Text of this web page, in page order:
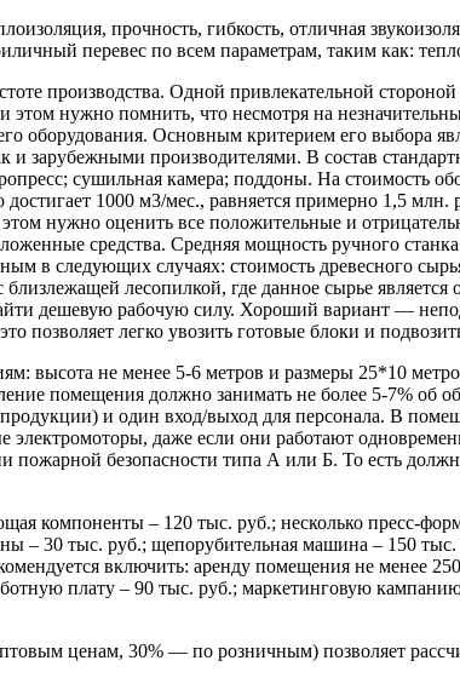
прочность, гибкость, отличная
перевес по всем параметрам, таким как:
производства. Одной привлекательной
нужно помнить, что несмотря на
оборудования. Основным критерием его выбора
зарубежными производителями. В состав
сушильная камера; поддоны. На стоимость
1000 м3/мес., равняется примерно 1,5
нужно оценить все положительные и
средства. Средняя мощность ручного
в следующих случаях: стоимость древесного
лесопилкой, где данное сырье является
дешевую рабочую силу. Хороший вариант —
позволяет легко увозить готовые блоки и
высота не менее 5-6 метров и размеры 25*10
помещения должно занимать не более 5-7% об
и один вход/выход для персонала. В
электромоторы, даже если они работают
пожарной безопасности типа А или Б. То есть
компоненты – 120 тыс. руб.; несколько пресс-
– 30 тыс. руб.; щепорубительная машина – 150
включить: аренду помещения не менее
плату – 90 тыс. руб.; маркетинговую
ценам, 30% — по розничным) позволяет